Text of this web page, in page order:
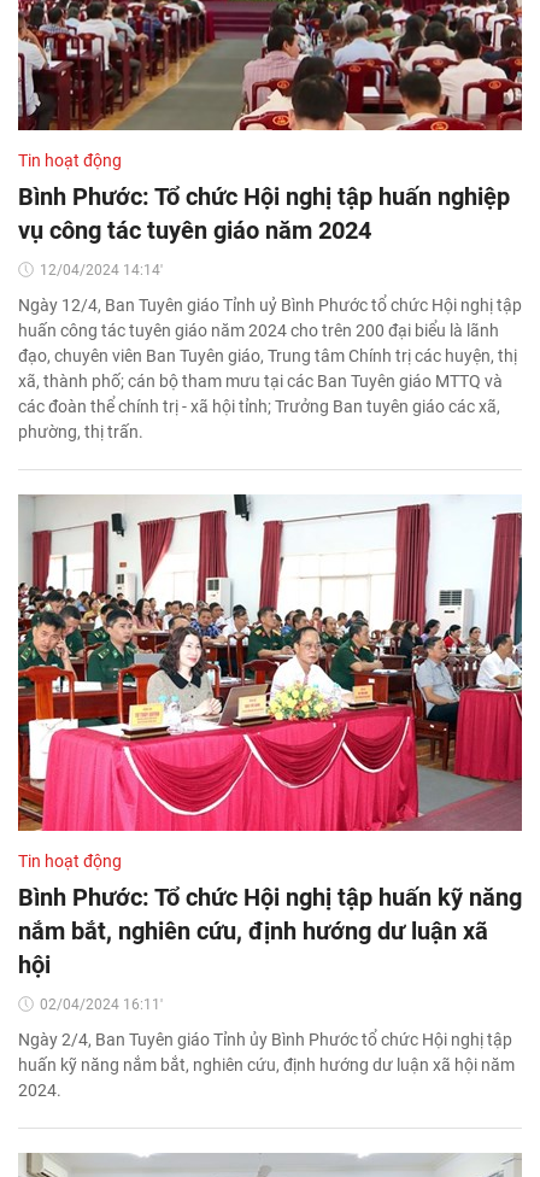
Tin hoạt động
Bình Phước: Tổ chức Hội nghị tập huấn nghiệp
vụ công tác tuyên giáo năm 2024
12/04/2024 14:14'
Ngày 12/4, Ban Tuyên giáo Tỉnh uỷ Bình Phước tổ chức Hội nghị tập
huấn công tác tuyên giáo năm 2024 cho trên 200 đại biểu là lãnh
đạo, chuyên viên Ban Tuyên giáo, Trung tâm Chính trị các huyện, thị
xã, thành phố; cán bộ tham mưu tại các Ban Tuyên giáo MTTQ và
các đoàn thể chính trị - xã hội tỉnh; Trưởng Ban tuyên giáo các xã,
phường, thị trấn.
Tin hoạt động
Bình Phước: Tổ chức Hội nghị tập huấn kỹ năng
nắm bắt, nghiên cứu, định hướng dư luận xã
hội
02/04/2024 16:11'
Ngày 2/4, Ban Tuyên giáo Tỉnh ủy Bình Phước tổ chức Hội nghị tập
huấn kỹ năng nắm bắt, nghiên cứu, định hướng dư luận xã hội năm
2024.